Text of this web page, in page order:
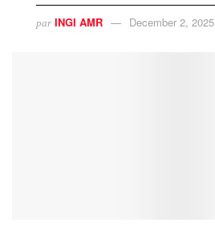
par INGI AMR December 2, 2025